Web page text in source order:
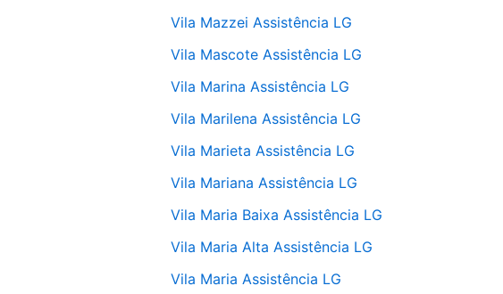
Vila Mazzei Assistência LG
Vila Mascote Assistência LG
Vila Marina Assistência LG
Vila Marilena Assistência LG
Vila Marieta Assistência LG
Vila Mariana Assistência LG
Vila Maria Baixa Assistência LG
Vila Maria Alta Assistência LG
Vila Maria Assistência LG